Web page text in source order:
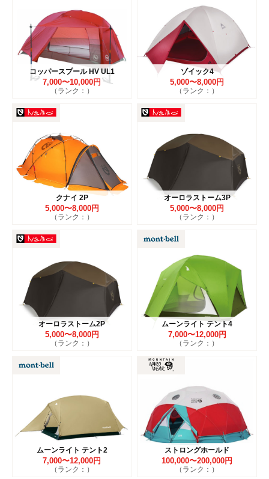
コッパースプール HV UL1
7,000〜10,000円
（ランク：）
ゾイック4
5,000〜8,000円
（ランク：）
クナイ 2P
5,000〜8,000円
（ランク：）
オーロラストーム3P
5,000〜8,000円
（ランク：）
オーロラストーム2P
5,000〜8,000円
（ランク：）
ムーンライト テント4
7,000〜12,000円
（ランク：）
ムーンライト テント2
7,000〜12,000円
（ランク：）
ストロングホールド
100,000〜200,000円
（ランク：）